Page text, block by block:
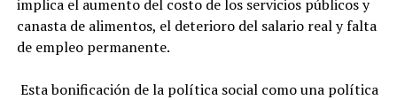
implica el aumento del costo de los servicios públicos y
canasta de alimentos, el deterioro del salario real y falta
de empleo permanente.
Esta bonificación de la política social como una política